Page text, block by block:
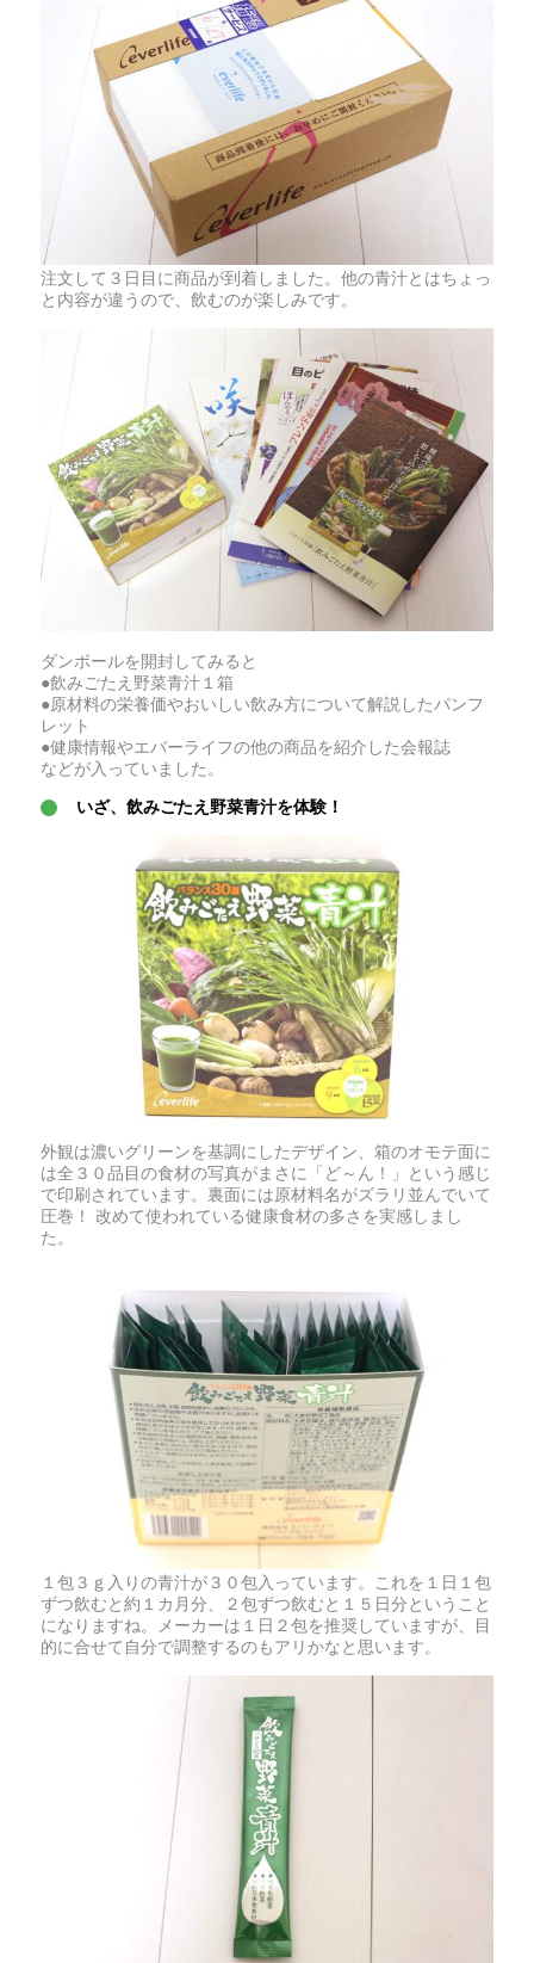
注文して３日目に商品が到着しました。他の青汁とはちょっ
と内容が違うので、飲むのが楽しみです。
ダンボールを開封してみると
●飲みごたえ野菜青汁１箱
●原材料の栄養価やおいしい飲み方について解説したパンフ
レット
●健康情報やエバーライフの他の商品を紹介した会報誌
などが入っていました。
いざ、飲みごたえ野菜青汁を体験！
外観は濃いグリーンを基調にしたデザイン、箱のオモテ面に
は全３０品目の食材の写真がまさに「ど～ん！」という感じ
で印刷されています。裏面には原材料名がズラリ並んでいて
圧巻！ 改めて使われている健康食材の多さを実感しまし
た。
１包３ｇ入りの青汁が３０包入っています。これを１日１包
ずつ飲むと約１カ月分、２包ずつ飲むと１５日分ということ
になりますね。メーカーは１日２包を推奨していますが、目
的に合せて自分で調整するのもアリかなと思います。